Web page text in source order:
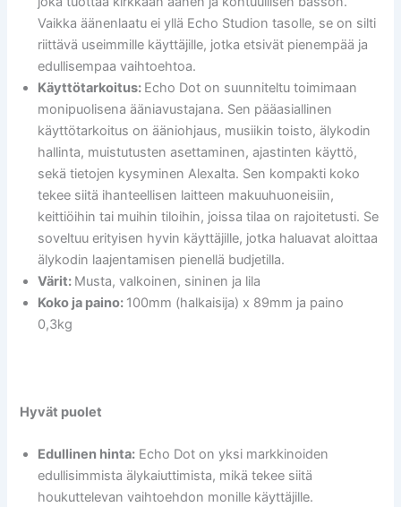
Vaikka äänenlaatu ei yllä Echo Studion tasolle, se on silti
riittävä useimmille käyttäjille, jotka etsivät pienempää ja
edullisempaa vaihtoehtoa.
Käyttötarkoitus: Echo Dot on suunniteltu toimimaan
monipuolisena ääniavustajana. Sen pääasiallinen
käyttötarkoitus on ääniohjaus, musiikin toisto, älykodin
hallinta, muistutusten asettaminen, ajastinten käyttö,
sekä tietojen kysyminen Alexalta. Sen kompakti koko
tekee siitä ihanteellisen laitteen makuuhuoneisiin,
keittiöihin tai muihin tiloihin, joissa tilaa on rajoitetusti. Se
soveltuu erityisen hyvin käyttäjille, jotka haluavat aloittaa
älykodin laajentamisen pienellä budjetilla.
Värit: Musta, valkoinen, sininen ja lila
Koko ja paino: 100mm (halkaisija) x 89mm ja paino
0,3kg
Hyvät puolet
Edullinen hinta: Echo Dot on yksi markkinoiden
edullisimmista älykaiuttimista, mikä tekee siitä
houkuttelevan vaihtoehdon monille käyttäjille.